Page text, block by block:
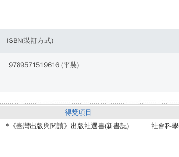
ISBN(裝訂方式)
9789571519616 (平裝)
得獎項目
*《臺灣出版與閱讀》出版社選書(新書誌) 社會科學